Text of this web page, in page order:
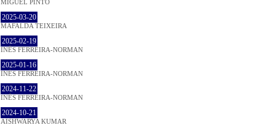
MIGUEL PINTO
2025-03-20
MAFALDA TEIXEIRA
2025-02-19
INÊS FERREIRA-NORMAN
2025-01-16
INÊS FERREIRA-NORMAN
2024-11-22
INÊS FERREIRA-NORMAN
2024-10-21
AISHWARYA KUMAR